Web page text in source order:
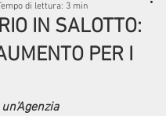
IN SALOTTO:
PER I
di lettura: 3 min